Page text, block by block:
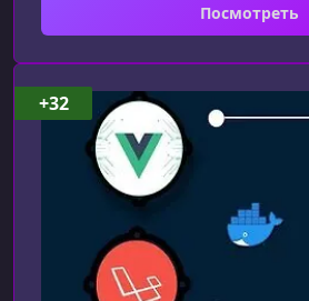
внутренние механизмы и
курсеКурс последовательно
базовой установки и работы
до построения
отказоустойчивых
включае
Посмотреть
+32